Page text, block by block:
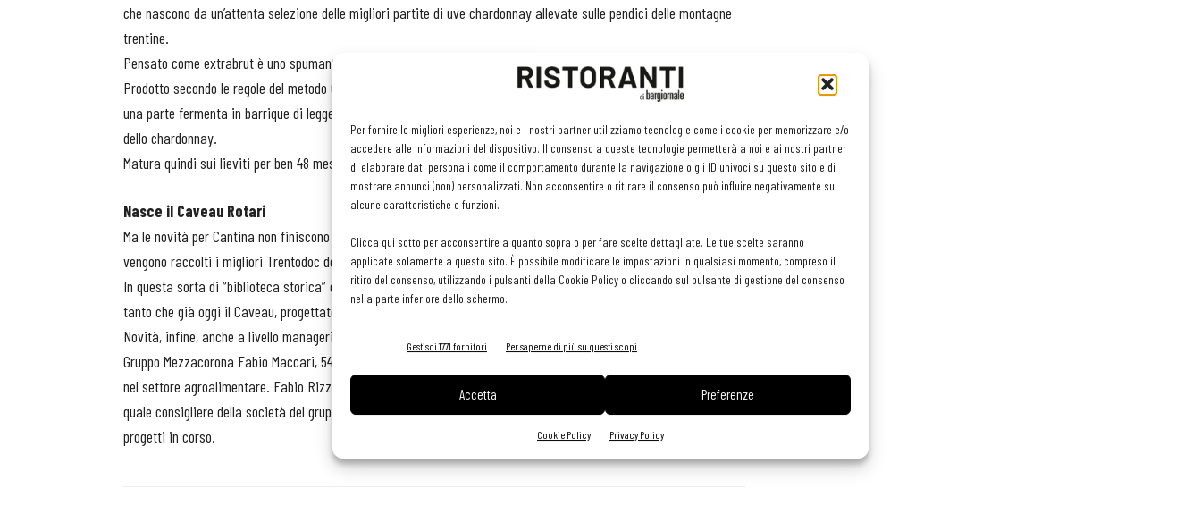
Per fornire le migliori esperienze, noi e i nostri partner utilizziamo tecnologie come i cookie per memorizzare e/o
accedere alle informazioni del dispositivo. Il consenso a queste tecnologie permetterà a noi e ai nostri partner
di elaborare dati personali come il comportamento durante la navigazione o gli ID univoci su questo sito e di
mostrare annunci (non) personalizzati. Non acconsentire o ritirare il consenso può influire negativamente su
alcune caratteristiche e funzioni.
Clicca qui sotto per acconsentire a quanto sopra o per fare scelte dettagliate. Le tue scelte saranno
applicate solamente a questo sito. È possibile modificare le impostazioni in qualsiasi momento, compreso il
ritiro del consenso, utilizzando i pulsanti della Cookie Policy o cliccando sul pulsante di gestione del consenso
nella parte inferiore dello schermo.
Gestisci 1771 fornitori Per saperne di più su questi scopi
Accetta Preferenze
Cookie Policy Privacy Policy
che nascono da un’attenta selezione delle migliori partite di uve chardonnay allevate sulle pendici delle montagne
trentine.
Pensato come extrabrut è uno spumante che nasce per fare dell’eccellenza la sua caratteristica principale.
Prodotto secondo le regole del metodo Classico vede la maggior parte del vino base fermentare in acciaio, mentre
una parte fermenta in barrique di leggera tostatura che danno spessore al vino senza coprire i profumi fruttati
dello chardonnay.
Matura quindi sui lieviti per ben 48 mesi prima della sboccatura. In enoteca si aggira sui 20/26 euro.
Nasce il Caveau Rotari
Ma le novità per Cantina non finiscono qui. È stato infatti inaugurato il nuovo Caveau Rotari, prezioso spazio dove
vengono raccolti i migliori Trentodoc della sua storia.
In questa sorta di “biblioteca storica” con sala degustazione vengono ospitate le annate di tutti i vini prodotti
tanto che già oggi il Caveau, progettato dall’architetto Paolo Margoni, ospita ben 6mila bottiglie.
Novità, infine, anche a livello manageriale. Dal primo novembre è operativo, come nuovo direttore generale del
Gruppo Mezzacorona Fabio Maccari, 54 anni, con una lunga esperienza professionale in grandi gruppi internazionali
nel settore agroalimentare. Fabio Rizzoli, finora amministratore delegato, ha invece deciso di non ricandidarsi
quale consigliere della società del gruppo. Rimarrà però in azienda, garantendo la sua esperienza ai numerosi
progetti in corso.